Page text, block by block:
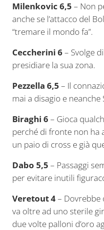
Milenkovic 6,5 – Non
anche se l’attacco del
“tremare il mondo fa”.
Ceccherini 6– Svolge
presidiare la sua zona.
Pezzella 6,5 – Il
mai a disagio e neanche
Biraghi 6– Gioca
perché di fronte non ha
un paio di cross e già
Dabo 5,5 – Passaggi
per evitare inutili
Veretout 4– Dovrebbe
va oltre ad uno sterile
due volte palloni d’oro